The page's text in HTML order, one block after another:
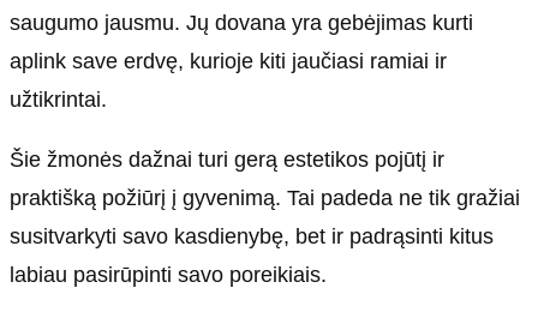
saugumo jausmu. Jų dovana yra gebėjimas kurti
aplink save erdvę, kurioje kiti jaučiasi ramiai ir
užtikrintai.
Šie žmonės dažnai turi gerą estetikos pojūtį ir
praktišką požiūrį į gyvenimą. Tai padeda ne tik gražiai
susitvarkyti savo kasdienybę, bet ir padrąsinti kitus
labiau pasirūpinti savo poreikiais.